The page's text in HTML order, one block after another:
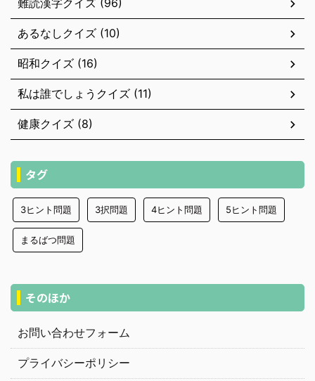
難読漢字クイズ (96)
あるなしクイズ (10)
昭和クイズ (16)
私は誰でしょうクイズ (11)
健康クイズ (8)
タグ
3ヒント問題 3択問題 4ヒント問題 5ヒント問題
まるばつ問題
そのほか
お問い合わせフォーム
プライバシーポリシー